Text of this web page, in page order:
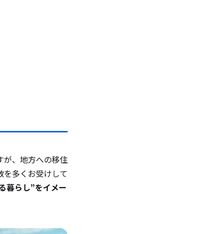
が、地方への移住
多くお受けして
暮らし”をイメー